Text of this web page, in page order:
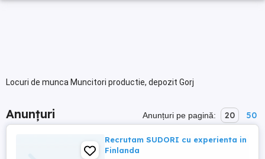
Locuri de munca Muncitori productie, depozit Gorj
Anunțuri Anunțuri pe pagină: 20 50
Recrutam SUDORI cu experienta in
Finlanda